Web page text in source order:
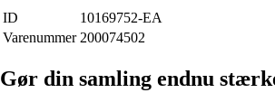
ID
10169752-EA
Varenummer 200074502
Gør din samling endnu